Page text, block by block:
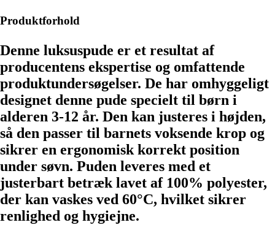
Produktforhold
Denne luksuspude er et resultat af
producentens ekspertise og omfattende
produktundersøgelser. De har omhyggeligt
designet denne pude specielt til børn i
alderen 3-12 år. Den kan justeres i højden,
så den passer til barnets voksende krop og
sikrer en ergonomisk korrekt position
under søvn. Puden leveres med et
justerbart betræk lavet af 100% polyester,
der kan vaskes ved 60°C, hvilket sikrer
renlighed og hygiejne.